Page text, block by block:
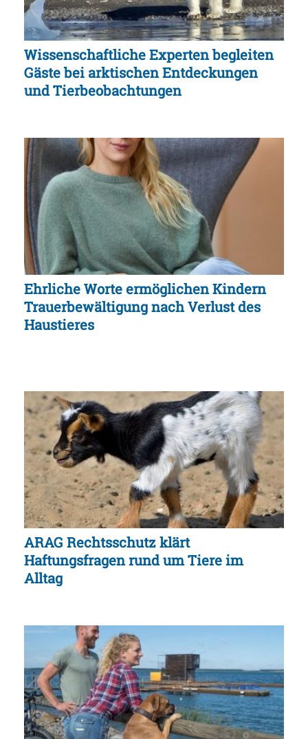
Wissenschaftliche Experten begleiten
Gäste bei arktischen Entdeckungen
und Tierbeobachtungen
Ehrliche Worte ermöglichen Kindern
Trauerbewältigung nach Verlust des
Haustieres
ARAG Rechtsschutz klärt
Haftungsfragen rund um Tiere im
Alltag